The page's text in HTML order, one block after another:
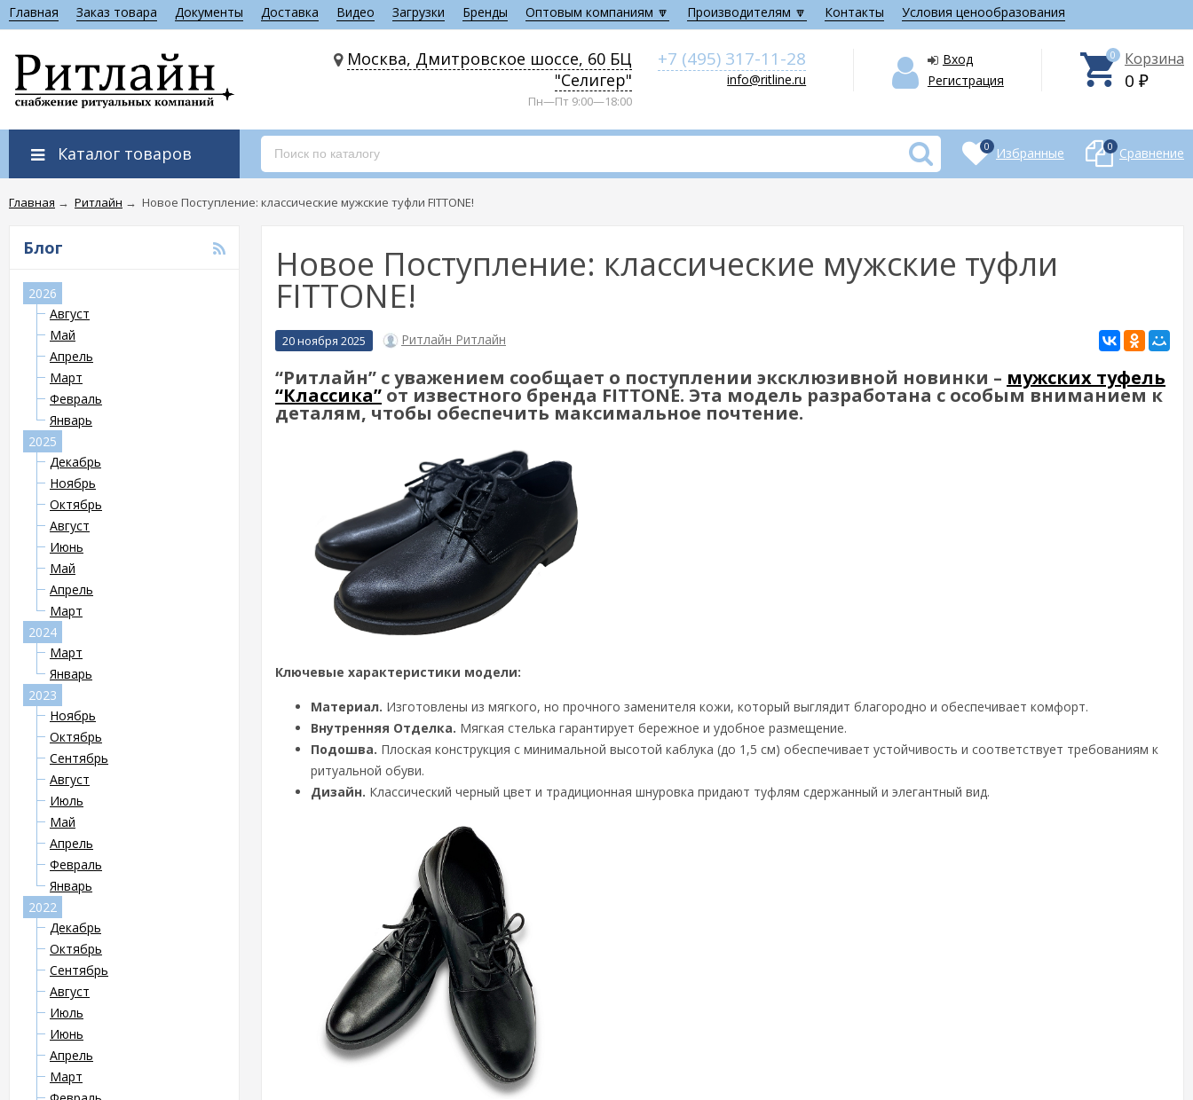
Главная Заказ товара Документы Доставка Видео Загрузки Бренды Оптовым компаниям 🔽 Производителям 🔽 Контакты Условия ценообразования
Москва, Дмитровское шоссе, 60 БЦ
"Селигер"
Пн—Пт 9:00—18:00
+7 (495) 317-11-28
info@ritline.ru
Вход
Регистрация
0 Корзина
0 ₽
Каталог товаров 0 Избранные 0 Сравнение
Главная → Ритлайн → Новое Поступление: классические мужские туфли FITTONE!
Блог
2026
Август
Май
Апрель
Март
Февраль
Январь
2025
Декабрь
Ноябрь
Октябрь
Август
Июнь
Май
Апрель
Март
2024
Март
Январь
2023
Ноябрь
Октябрь
Сентябрь
Август
Июль
Май
Апрель
Февраль
Январь
2022
Декабрь
Октябрь
Сентябрь
Август
Июль
Июнь
Апрель
Март
Новое Поступление: классические мужские туфли
FITTONE!
20 ноября 2025 Ритлайн Ритлайн
“Ритлайн” с уважением сообщает о поступлении эксклюзивной новинки – мужских туфель
“Классика” от известного бренда FITTONE. Эта модель разработана с особым вниманием к
деталям, чтобы обеспечить максимальное почтение.
Ключевые характеристики модели:
Материал. Изготовлены из мягкого, но прочного заменителя кожи, который выглядит благородно и обеспечивает комфорт.
Внутренняя Отделка. Мягкая стелька гарантирует бережное и удобное размещение.
Подошва. Плоская конструкция с минимальной высотой каблука (до 1,5 см) обеспечивает устойчивость и соответствует требованиям к
ритуальной обуви.
Дизайн. Классический черный цвет и традиционная шнуровка придают туфлям сдержанный и элегантный вид.